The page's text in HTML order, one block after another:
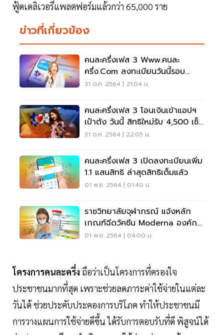
ฟู้ดเดลิเวอรี่แพลตฟอร์มแล้วกว่า 65,000 ราย
ข่าวที่เกี่ยวข้อง
คนละครึ่งเฟส 3 Www.คนละ
ครึ่ง.com ลงทะเบียนวันนี้รอบ
เก็บตก 1.1 แสนสิทธิ
31 ต.ค. 2564 | 21:04 น.
คนละครึ่งเฟส 3 โอนเงินเข้าแอปฯ
เป๋าตัง วันนี้ สิทธิใหม่รับ 4,500 เช็ค
ด่วน
31 ต.ค. 2564 | 22:05 น.
คนละครึ่งเฟส 3 เปิดลงทะเบียนเพิ่ม
1.1 แสนสิทธิ ล่าสุดสิทธิเต็มแล้ว
01 พ.ย. 2564 | 01:40 น.
ราชวิทยาลัยจุฬาภรณ์ แจ้งหลัก
เกณฑ์ฉีดวัคซีน Moderna องค์กร
นิติบุคคลเข้ม
01 พ.ย. 2564 | 04:00 น.
โครงการคนละครึ่ง ถือว่าเป็นโครงการที่ครองใจ
ประชาชนมากที่สุด เพราะช่วยลดภาระค่าใช้จ่ายในแต่ละ
วันได้ ช่วยประคับประคองการบริโภค ทำให้ประชาชนมี
การวางแผนการใช้จ่ายดีขึ้น ได้รับการตอบรับที่ดี พิสูจน์ได้